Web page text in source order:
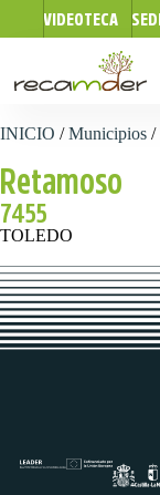
VIDEOTECA
INICIO /Municipios /
Retamoso
7455
TOLEDO